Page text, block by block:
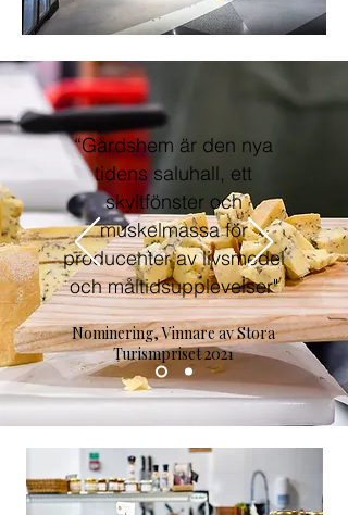
“Gårdshem är den nya
tidens saluhall, ett
skyltfönster och
muskelmassa för
producenter av livsmedel
och måltidsupplevelser"
Nominering, Vinnare av Stora
Turismpriset 2021